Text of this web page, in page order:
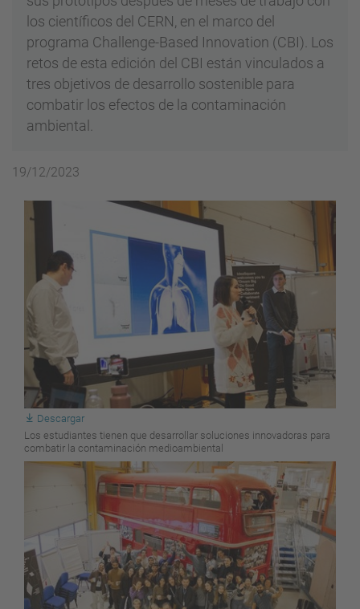
los científicos del CERN, en el marco del
programa Challenge-Based Innovation (CBI). Los
retos de esta edición del CBI están vinculados a
tres objetivos de desarrollo sostenible para
combatir los efectos de la contaminación
ambiental.
19/12/2023
Descargar
Los estudiantes tienen que desarrollar soluciones innovadoras para
combatir la contaminación medioambiental